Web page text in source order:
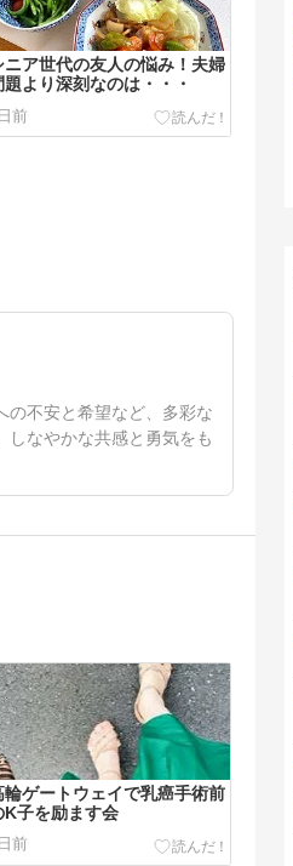
ニア世代の友人の悩み！夫婦
題より深刻なのは・・・
前
の不安と希望など、多彩な
しなやかな共感と勇気をも
輪ゲートウェイで乳癌手術前
K子を励ます会
前